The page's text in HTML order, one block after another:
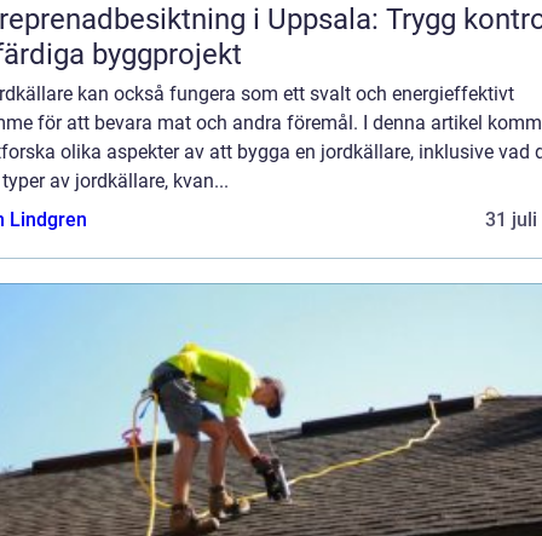
i Uppsala: Trygg
byggprojekt
kan också fungera som ett svalt och energieffektivt
för att bevara mat och andra föremål. I denna artikel
olika aspekter av att bygga en jordkällare, inklusive vad
av jordkällare, kvan...
Lindgren
31 juli